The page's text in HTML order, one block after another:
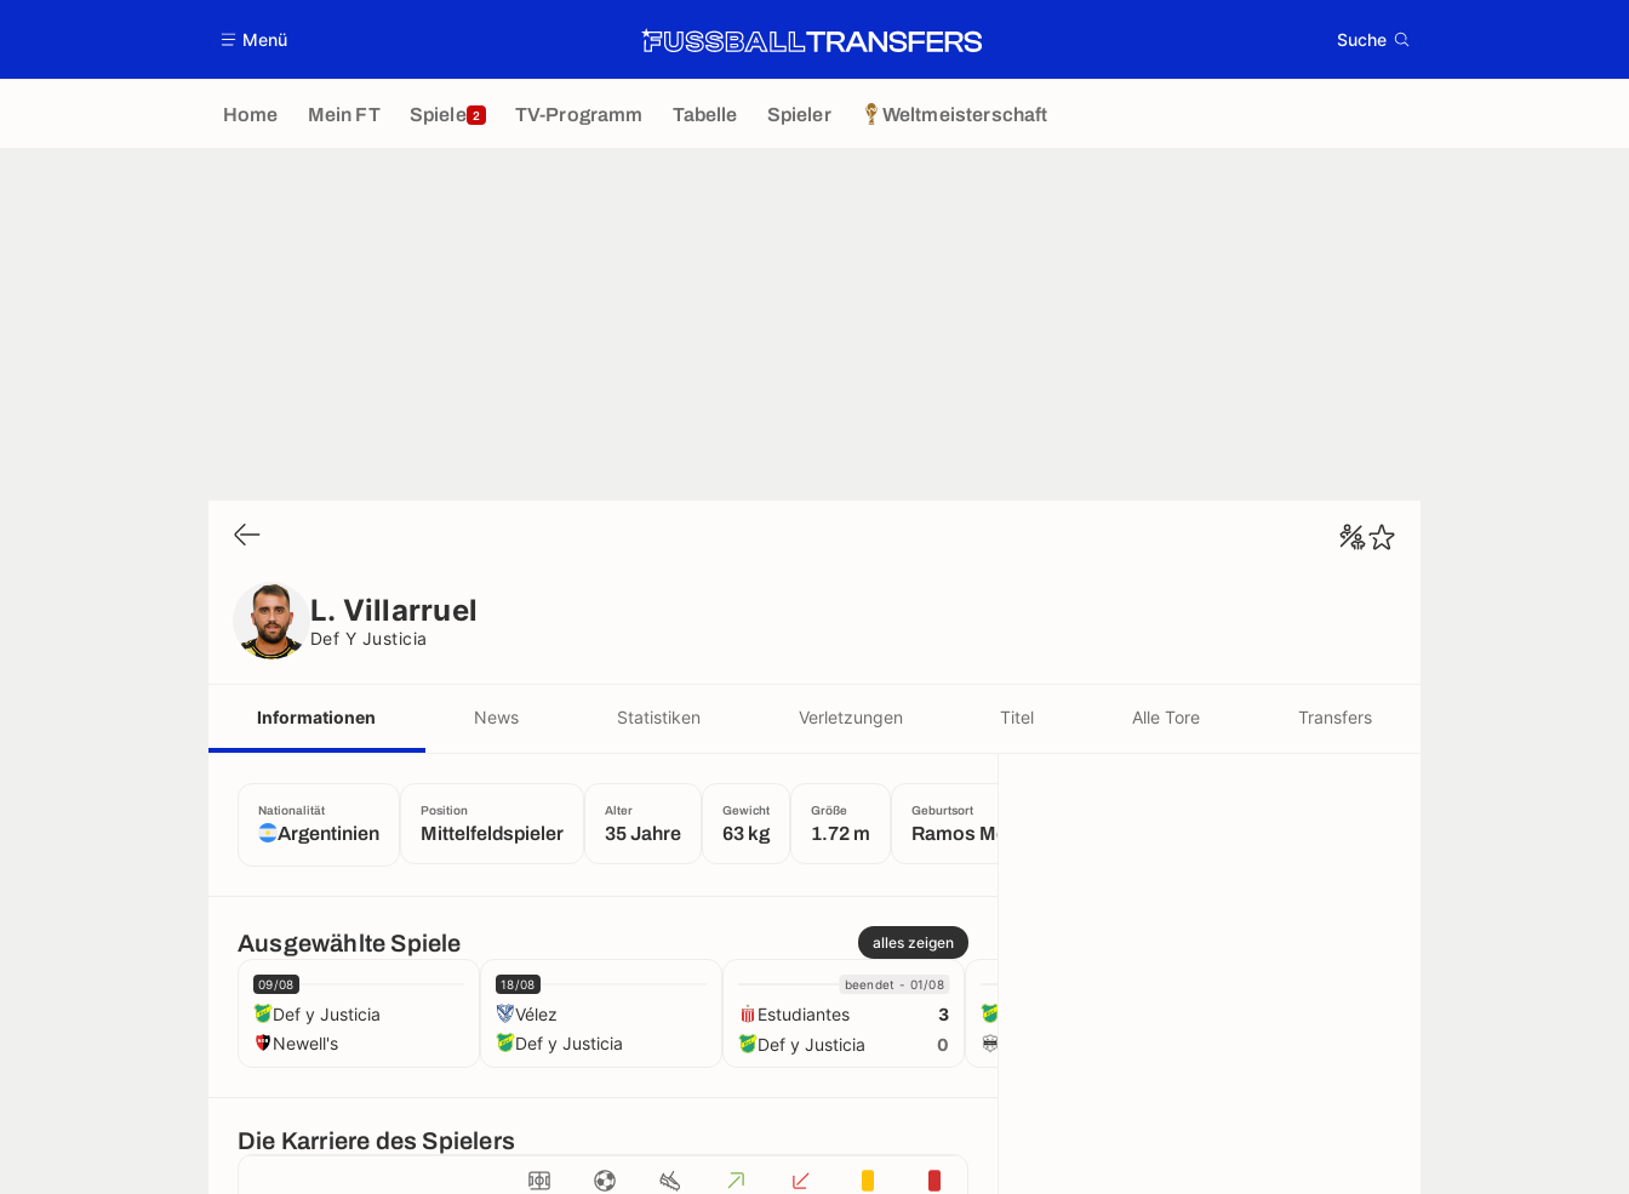
Menü Suche
Home Mein FT Spiele 2 TV-Programm Tabelle Spieler Weltmeisterschaft
L. Villarruel
Def Y Justicia
Informationen News Statistiken Verletzungen Titel Alle Tore Transfers
Nationalität
Argentinien
Position
Mittelfeldspieler
Alter
35 Jahre
Gewicht
63 kg
Größe
1.72 m
Geburtsort
Ramos Mejía
Ausgewählte Spiele alles zeigen
09/08
Def y Justicia
Newell's
18/08
Vélez
Def y Justicia
beendet - 01/08
Estudiantes
3
Def y Justicia
0
Die Karriere des Spielers